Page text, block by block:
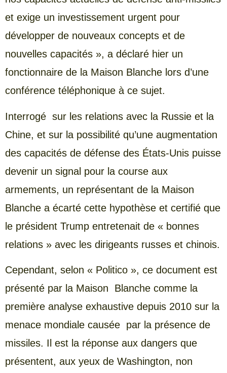
et exige un investissement urgent pour
développer de nouveaux concepts et de
nouvelles capacités », a déclaré hier un
fonctionnaire de la Maison Blanche lors d’une
conférence téléphonique à ce sujet.
Interrogé sur les relations avec la Russie et la
Chine, et sur la possibilité qu’une augmentation
des capacités de défense des États-Unis puisse
devenir un signal pour la course aux
armements, un représentant de la Maison
Blanche a écarté cette hypothèse et certifié que
le président Trump entretenait de « bonnes
relations » avec les dirigeants russes et chinois.
Cependant, selon « Politico », ce document est
présenté par la Maison Blanche comme la
première analyse exhaustive depuis 2010 sur la
menace mondiale causée par la présence de
missiles. Il est la réponse aux dangers que
présentent, aux yeux de Washington, non